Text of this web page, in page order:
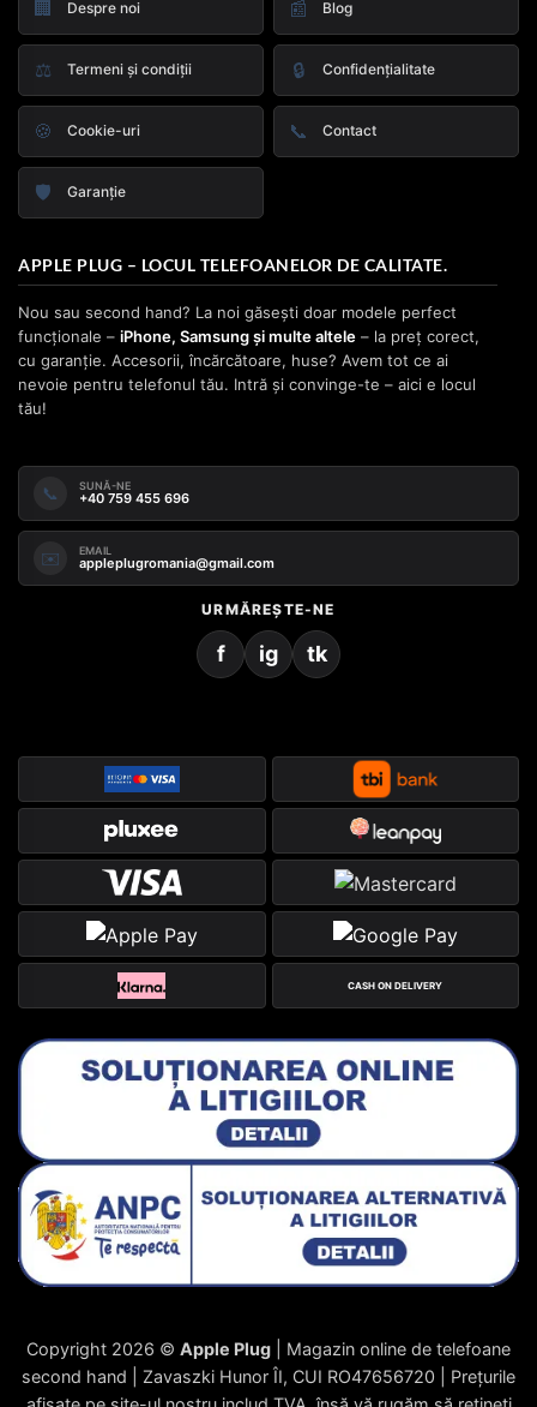
🏢 Despre noi 📰 Blog
⚖️ Termeni și condiții 🔒 Confidențialitate
🍪 Cookie-uri 📞 Contact
🛡️ Garanție
APPLE PLUG – LOCUL TELEFOANELOR DE CALITATE.
Nou sau second hand? La noi găsești doar modele perfect
funcționale – iPhone, Samsung și multe altele – la preț corect,
cu garanție. Accesorii, încărcătoare, huse? Avem tot ce ai
nevoie pentru telefonul tău. Intră și convinge-te – aici e locul
tău!
📞 SUNĂ-NE
+40 759 455 696
✉️ EMAIL
appleplugromania@gmail.com
URMĂREȘTE-NE
f ig tk
CASH ON DELIVERY
Copyright 2026 © Apple Plug | Magazin online de telefoane
second hand | Zavaszki Hunor ÎI, CUI RO47656720 | Prețurile